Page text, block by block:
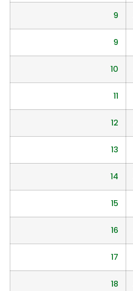
9
9
10
11
12
13
14
15
16
17
18